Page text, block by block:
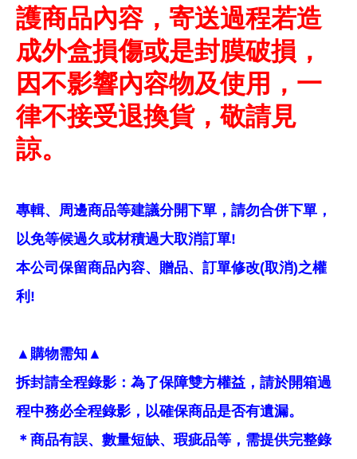
護商品內容，寄送過程若造
成外盒損傷或是封膜破損，
因不影響內容物及使用，一
律不接受退換貨，敬請見
諒。
專輯、周邊商品等建議分開下單，請勿合併下單，
以免等候過久或材積過大取消訂單!
本公司保留商品內容、贈品、訂單修改(取消)之權
利!
▲購物需知▲
拆封請全程錄影：為了保障雙方權益，請於開箱過
程中務必全程錄影，以確保商品是否有遺漏。
＊商品有誤、數量短缺、瑕疵品等，需提供完整錄